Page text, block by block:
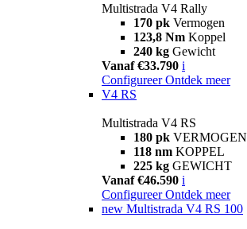
Multistrada V4 Rally
170 pk Vermogen
123,8 Nm Koppel
240 kg Gewicht
Vanaf €33.790 i
Configureer Ontdek meer
V4 RS
Multistrada V4 RS
180 pk VERMOGEN
118 nm KOPPEL
225 kg GEWICHT
Vanaf €46.590 i
Configureer Ontdek meer
new Multistrada V4 RS 100